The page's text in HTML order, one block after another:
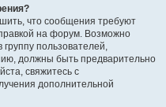
что сообщения требуют
на форум. Возможно
пользователей,
должны быть предварительно
свяжитесь с
дополнительной